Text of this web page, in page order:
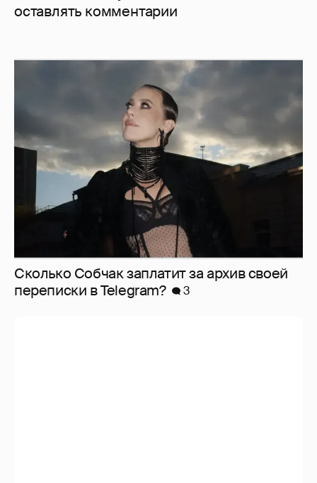
оставлять комментарии
Сколько Собчак заплатит за архив своей
перeписки в Telegram?
3